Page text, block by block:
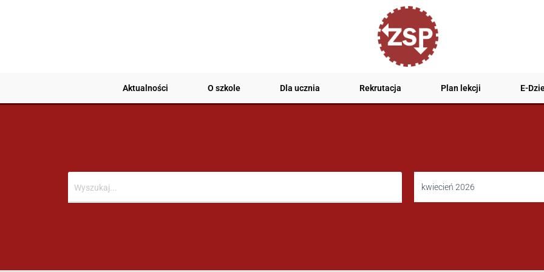
Aktualności O szkole Dla ucznia Rekrutacja Plan lekcji E-